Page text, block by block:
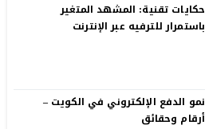
حكايات تقنية: المشهد المتغير
باستمرار للترفيه عبر الإنترنت
نمو الدفع الإلكتروني في الكويت –
أرقام وحقائق